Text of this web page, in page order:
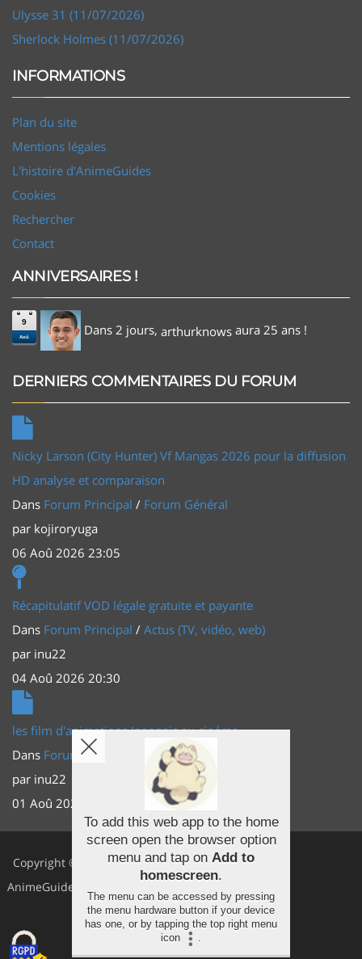
Ulysse 31 (11/07/2026)
Sherlock Holmes (11/07/2026)
INFORMATIONS
Plan du site
Mentions légales
L'histoire d'AnimeGuides
Cookies
Rechercher
Contact
ANNIVERSAIRES !
9
Aoû Dans 2 jours, arthurknows aura 25 ans !
DERNIERS COMMENTAIRES DU FORUM
Nicky Larson (City Hunter) Vf Mangas 2026 pour la diffusion
HD analyse et comparaison
Dans Forum Principal / Forum Général
par kojiroryuga
06 Aoû 2026 23:05
Récapitulatif VOD légale gratuite et payante
Dans Forum Principal / Actus (TV, vidéo, web)
par inu22
04 Aoû 2026 20:30
les film d'animations Japonais au cinéma
Dans Forum Principal
Actus (TV, vidéo, web)
par inu22
01 Aoû 2026 20:56
Copyright ©
AnimeGuides
Facebook
Youtube
Twitter
To add this web app to the home
screen open the browser option
menu and tap on Add to
homescreen.
The menu can be accessed by pressing
the menu hardware button if your device
has one, or by tapping the top right menu
icon
.